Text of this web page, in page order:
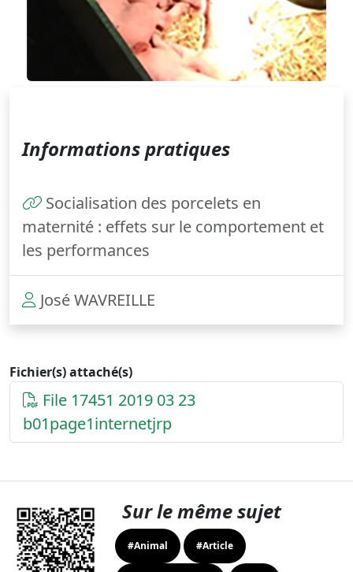
Informations pratiques
Socialisation des porcelets en
maternité : effets sur le comportement et
les performances
José WAVREILLE
Fichier(s) attaché(s)
File 17451 2019 03 23
b01page1internetjrp
Sur le même sujet
#Animal #Article